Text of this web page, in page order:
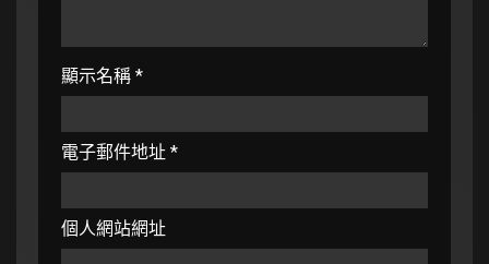
顯示名稱 *
電子郵件地址 *
個人網站網址